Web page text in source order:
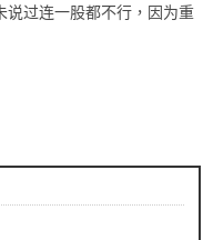
说过连一股都不行，因为重